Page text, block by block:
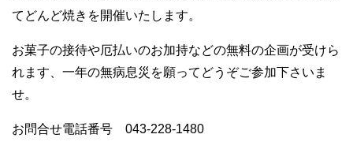
てどんど焼きを開催いたします。
お菓子の接待や厄払いのお加持などの無料の企画が受けら
れます、一年の無病息災を願ってどうぞご参加下さいま
せ。
お問合せ電話番号 043-228-1480